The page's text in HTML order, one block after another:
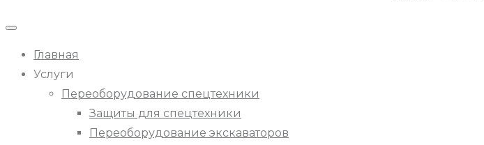
Главная
Услуги
Переоборудование спецтехники
Защиты для спецтехники
Переоборудование экскаваторов